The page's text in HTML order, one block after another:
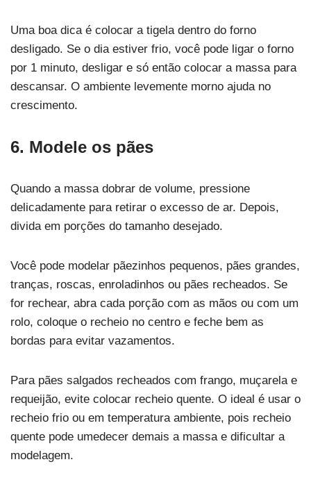
Uma boa dica é colocar a tigela dentro do forno
desligado. Se o dia estiver frio, você pode ligar o forno
por 1 minuto, desligar e só então colocar a massa para
descansar. O ambiente levemente morno ajuda no
crescimento.
6. Modele os pães
Quando a massa dobrar de volume, pressione
delicadamente para retirar o excesso de ar. Depois,
divida em porções do tamanho desejado.
Você pode modelar pãezinhos pequenos, pães grandes,
tranças, roscas, enroladinhos ou pães recheados. Se
for rechear, abra cada porção com as mãos ou com um
rolo, coloque o recheio no centro e feche bem as
bordas para evitar vazamentos.
Para pães salgados recheados com frango, muçarela e
requeijão, evite colocar recheio quente. O ideal é usar o
recheio frio ou em temperatura ambiente, pois recheio
quente pode umedecer demais a massa e dificultar a
modelagem.